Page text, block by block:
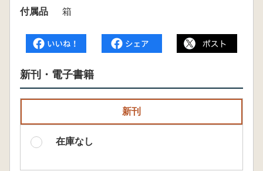
付属品
箱
新刊・電子書籍
新刊
在庫なし